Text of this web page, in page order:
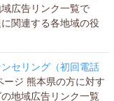
広告リンク一覧で
関連する各地域の役
セリング（初回電話
ージ 熊本県の方に対す
地域広告リンク一覧